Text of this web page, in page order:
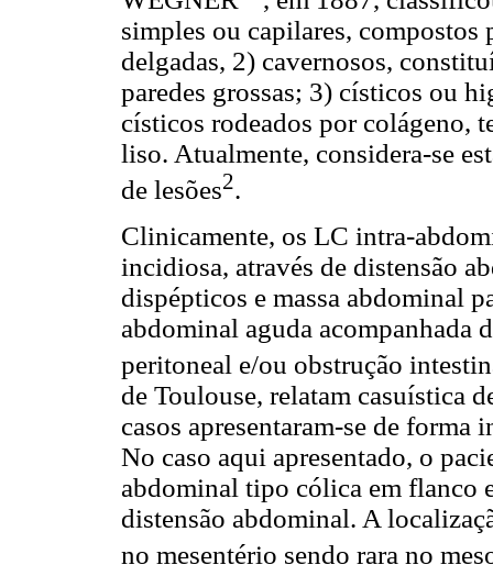
simples ou capilares, compostos
delgadas, 2) cavernosos,
paredes grossas; 3) císticos ou
císticos rodeados por colágeno,
liso. Atualmente, considera-se
de lesões2.
Clinicamente, os LC intra-
incidiosa, através de distensão
dispépticos e massa abdominal
abdominal aguda acompanhada
peritoneal e/ou obstrução
de Toulouse, relatam casuística
casos apresentaram-se de forma
No caso aqui apresentado, o
abdominal tipo cólica em flanco
distensão abdominal. A
no mesentério sendo rara no